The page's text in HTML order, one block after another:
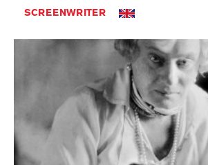
SCREENWRITER